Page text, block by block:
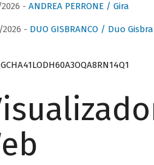
- ANDREA PERRONE / Gira
- DUO GISBRANCO / Duo